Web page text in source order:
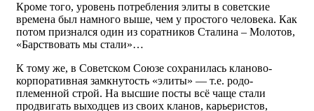
Кроме того, уровень потребления элиты в советские
времена был намного выше, чем у простого человека. Как
потом признался один из соратников Сталина – Молотов,
«Барствовать мы стали»…
К тому же, в Советском Союзе сохранилась кланово-
корпоративная замкнутость «элиты» — т.е. родо-
племенной строй. На высшие посты всё чаще стали
продвигать выходцев из своих кланов, карьеристов,